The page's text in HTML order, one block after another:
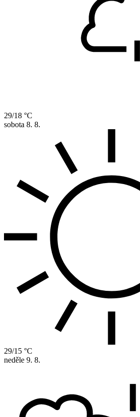
29/18 °C
sobota 8. 8.
29/15 °C
neděle 9. 8.